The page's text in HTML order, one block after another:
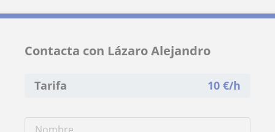
Contacta con Lázaro Alejandro
Tarifa 10 €/h